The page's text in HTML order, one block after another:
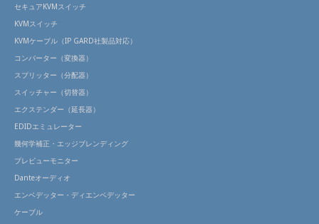
セキュアKVMスイッチ
KVMスイッチ
KVMケーブル（IP GARD社製品対応）
コンバーター（変換器）
スプリッター（分配器）
スイッチャー（切替器）
エクステンダー（延長器）
EDIDエミュレーター
幾何学補正・エッジブレンディング
プレビューモニター
Danteオーディオ
エンベデッター・ディエンベデッター
ケーブル